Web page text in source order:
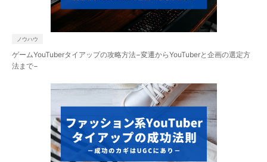
ノウハウ
ゲームYouTuberタイアップの攻略方法−変遷からYouTuberと企画の選定方
法まで−
お問い合わせはこちら